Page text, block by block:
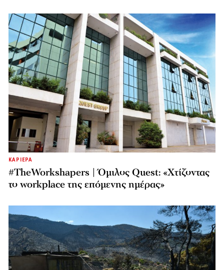
ΚΑΡΙΕΡΑ
#TheWorkshapers | Όμιλος Quest: «Χτίζοντας
το workplace της επόμενης ημέρας»